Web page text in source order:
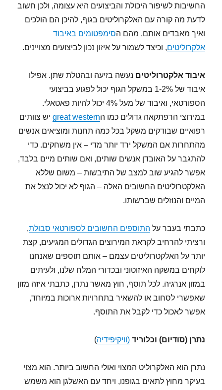
החשיבות לשיפור היכולת והביצועים היא עצומה, ולכן חשוב
לדעת מה קורה עם האלקרוליטים בגוף, להיכן הם הולכים
ואיך מאבדים אותם, מהם הסימפטומים באיבוד
אלקרוליטים, וכיצד לשמור על איזון נכון לביצועים מצויינים.
איבוד אלקטרוליטים נעשה בזיעה ובהטלת שתן. אפילו
איבוד של 1-2% במשקל הגוף יכול לפגוע בביצועי
הספורטאי, ואיבוד של מעל 4% יכול להיות פאטאלי.
במירוצי הרפתקאה גדולים כמו הgreat western יש צוותים
רפואיים שבודקים משקל בכל כמה תחנות ומוציאים אנשים
מהתחרות אם המשקל ירד יותר מדי – אין משחקים. כדי
להתגבר על האובדן אנשים שותים, ואם שותים מיים בלבד,
אפשר להגיע שוב למצב של התיבשות – משום שללא
האלקטרוליטים החשובים האלה – הגוף לא יכול לנצל את
המיים והנוזלים שברשותו.
כתבתי בעבר על התוספים החשובים לספורטאי סבולת,
ורציתי להרחיב לקראת המירוצים הגדולים המגיעים, קצת
יותר על האלקטרוליטים עצמם – אותם תוספים שאנחנו
לוקחים במשקה האיזוטוני ובכדורי המלח שלנו, ולעיתים
במזון אנרגיה. לכל תוסף, חוץ מאשר נתרן, כתבתי איזה מזון
שאפשרי לסחוב או להשאיר בתחרויות ארוכות במיוחד,
אפשר לאכול כדי לקבל את התוסף.
נתרן (סודיום) וכלוריד(וויקיפידיה)
נתרן הוא האלקרוליט המצוי ואולי החשוב ביותר. הוא מצוי
בעיקר מחוץ לתאים בגופנו, ויחד עם האשלגן הוא משמש